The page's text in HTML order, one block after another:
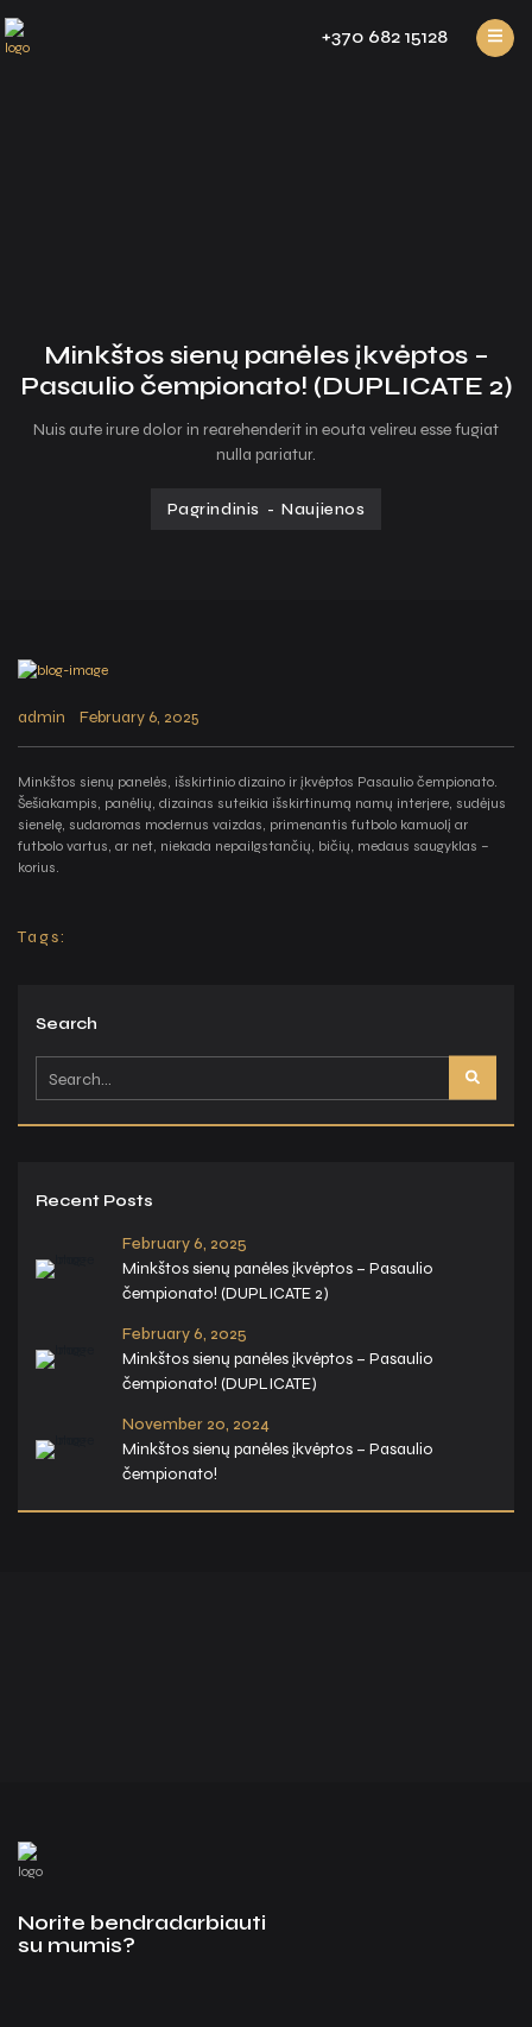
+370 682 15128
Minkštos sienų panėles įkvėptos –
Pasaulio čempionato! (DUPLICATE 2)
Nuis aute irure dolor in rearehenderit in eouta velireu esse fugiat
nulla pariatur.
Pagrindinis - Naujienos
admin February 6, 2025
Minkštos sienų panelės, išskirtinio dizaino ir įkvėptos Pasaulio čempionato.
Šešiakampis, panėlių, dizainas suteikia išskirtinumą namų interjere, sudėjus
sienelę, sudaromas modernus vaizdas, primenantis futbolo kamuolį ar
futbolo vartus, ar net, niekada nepailgstančių, bičių, medaus saugyklas –
korius.
Tags:
Search
Recent Posts
February 6, 2025
Minkštos sienų panėles įkvėptos – Pasaulio
čempionato! (DUPLICATE 2)
February 6, 2025
Minkštos sienų panėles įkvėptos – Pasaulio
čempionato! (DUPLICATE)
November 20, 2024
Minkštos sienų panėles įkvėptos – Pasaulio
čempionato!
Norite bendradarbiauti
su mumis?